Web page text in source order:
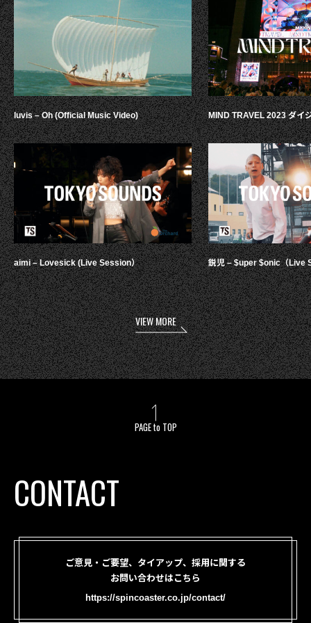
luvis – Oh (Official Music Video)
aimi – Lovesick (Live Session）
MIND TRAVEL 2023 ダイ
鋭児 – $uper $onic（Live
VIEW MORE
PAGE to TOP
CONTACT
ご意見・ご要望、タイアップ、採用に関する
お問い合わせはこちら
https://spincoaster.co.jp/contact/